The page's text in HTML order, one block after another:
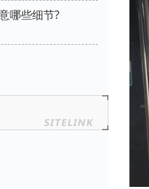
哪些细节?